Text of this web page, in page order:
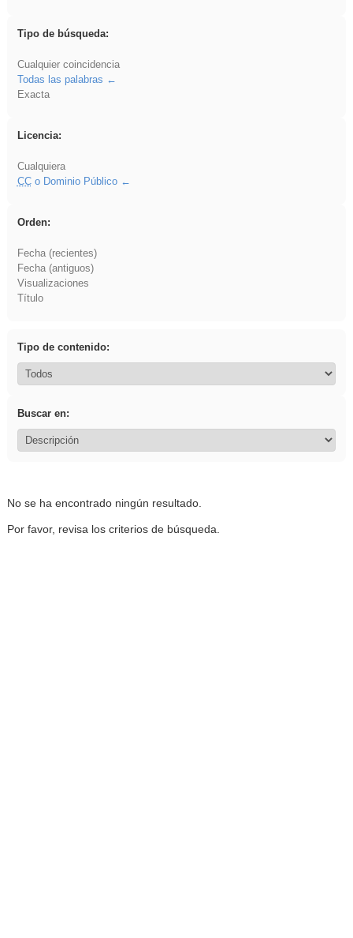
Tipo de búsqueda:
Cualquier coincidencia
Todas las palabras
Exacta
Licencia:
Cualquiera
CCo Dominio Público
Orden:
Fecha (recientes)
Fecha (antiguos)
Visualizaciones
Título
Tipo de contenido:
Buscar en:
No se ha encontrado ningún resultado.
Por favor, revisa los criterios de búsqueda.